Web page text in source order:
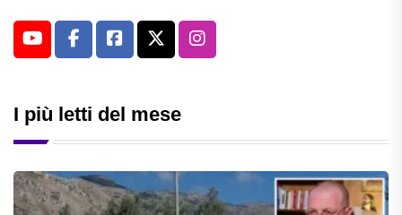
I più letti del mese